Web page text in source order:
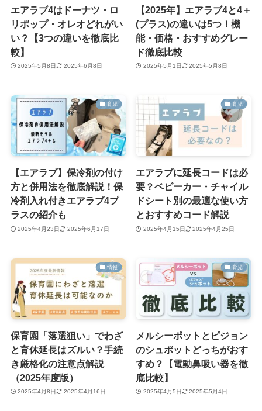
エアラブ4はドーナツ・ロ
リポップ・オレオどれがい
い？【3つの違いを徹底比
較】
2025年5月8日 2025年6月8日
【2025年】エアラブ4と4＋
(プラス)の違いは5つ！機
能・価格・おすすめグレー
ド徹底比較
2025年5月1日 2025年5月8日
育児
【エアラブ】保冷剤の付け
方と併用法を徹底解説！保
冷剤入れ付きエアラブ4プ
ラスの紹介も
2025年4月23日 2025年6月17日
育児
エアラブに延長コードは必
要？ベビーカー・チャイル
ドシート別の最適な使い方
とおすすめコード解説
2025年4月15日 2025年4月25日
情報
保育園「落選狙い」でわざ
と育休延長はズルい？手続
き厳格化の注意点解説
（2025年度版）
2025年4月8日 2025年4月16日
育児
メルシーポットとピジョン
のシュポットどっちがおす
すめ？【電動鼻吸い器を徹
底比較】
2025年4月5日 2025年5月4日